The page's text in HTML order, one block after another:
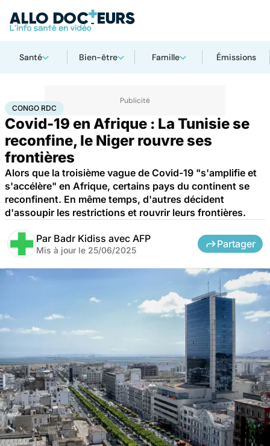
Santé Bien-être Famille Émissions
AccueilSantéMaladies Maladies infectieuses
CONGO RDC
Covid-19 en Afrique : La Tunisie se
reconfine, le Niger rouvre ses
frontières
Alors que la troisième vague de Covid-19 "s'amplifie et
s'accélère" en Afrique, certains pays du continent se
reconfinent. En même temps, d'autres décident
d'assoupir les restrictions et rouvrir leurs frontières.
Par Badr Kidiss avec AFP
Mis à jour le 25/06/2025
Partager